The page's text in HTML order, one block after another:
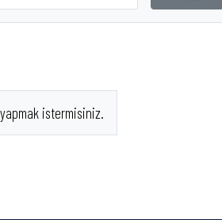
istermisiniz.